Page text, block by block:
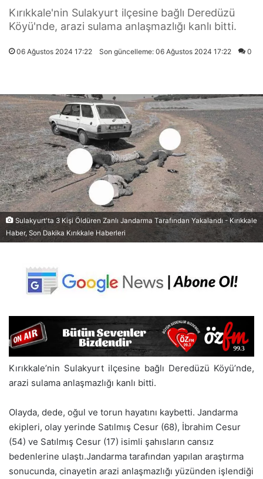
Kırıkkale'nin Sulakyurt ilçesine bağlı Deredüzü
Köyü'nde, arazi sulama anlaşmazlığı kanlı bitti.
06 Ağustos 2024 17:22 Son güncelleme: 06 Ağustos 2024 17:22 0
Sulakyurt'ta 3 Kişi Öldüren Zanlı Jandarma Tarafından Yakalandı - Kırıkkale
Haber, Son Dakika Kırıkkale Haberleri
Kırıkkale’nin Sulakyurt ilçesine bağlı Deredüzü Köyü’nde,
arazi sulama anlaşmazlığı kanlı bitti.
Olayda, dede, oğul ve torun hayatını kaybetti. Jandarma
ekipleri, olay yerinde Satılmış Cesur (68), İbrahim Cesur
(54) ve Satılmış Cesur (17) isimli şahısların cansız
bedenlerine ulaştı.Jandarma tarafından yapılan araştırma
sonucunda, cinayetin arazi anlaşmazlığı yüzünden işlendiği